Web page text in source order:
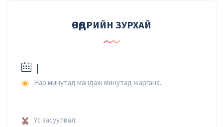
ӨНӨӨДРИЙН ЗУРХАЙ
|
Нар минутад мандаж минутад жаргана.
Үс засуулвал: